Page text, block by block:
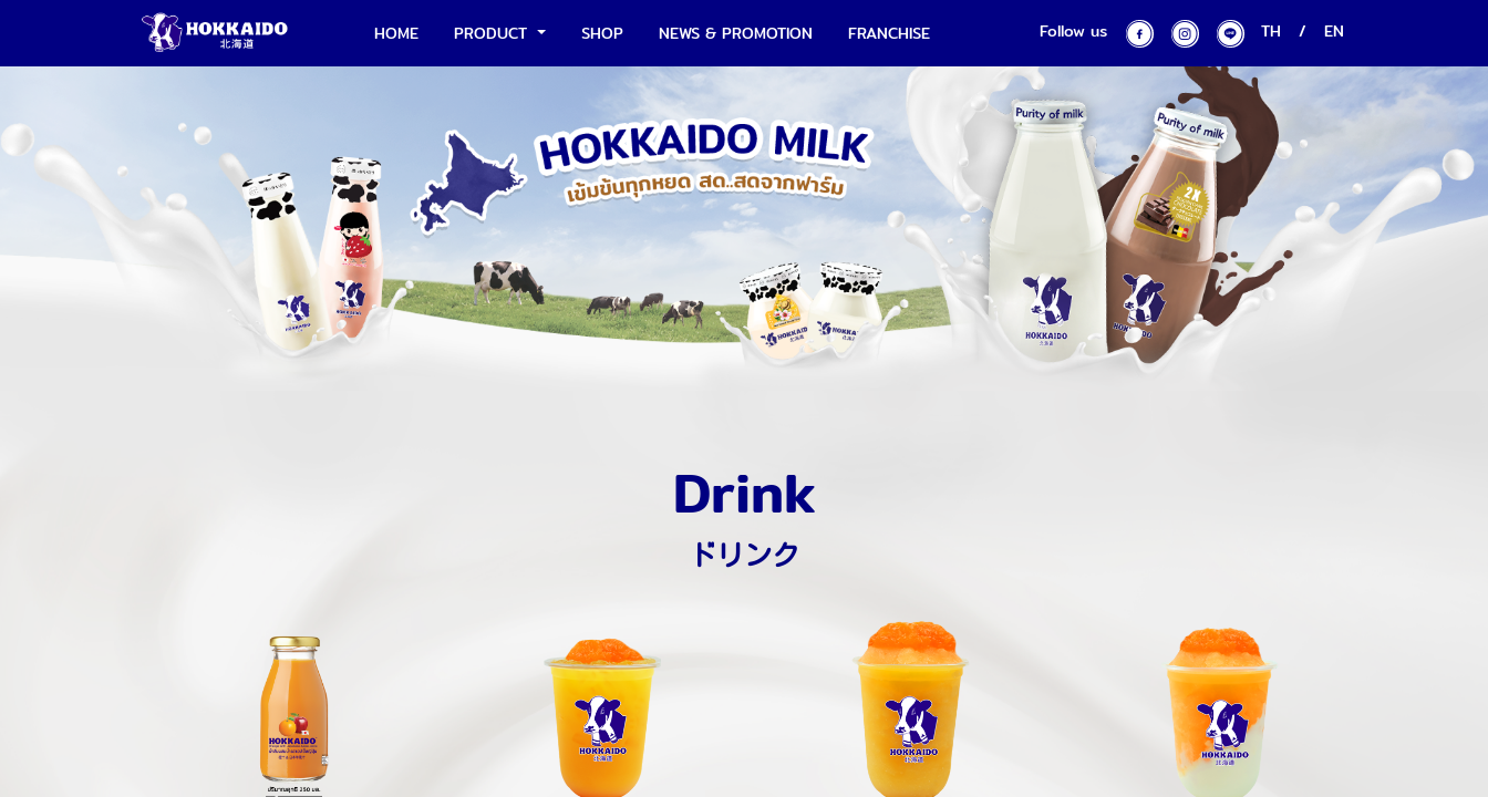
HOME PRODUCT SHOP NEWS & PROMOTION FRANCHISE Follow us TH / EN
Drink
ドリンク